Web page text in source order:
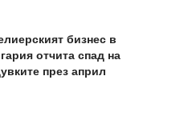
бизнес в
отчита спад на
през април